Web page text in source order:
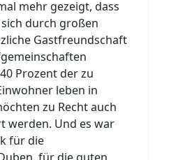
mehr gezeigt, dass
durch großen
Gastfreundschaft
Prozent der zu
leben in
zu Recht auch
werden. Und es war
für die